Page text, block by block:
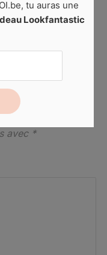
→
pas publiée.
avec *
tu auras une
Lookfantastic